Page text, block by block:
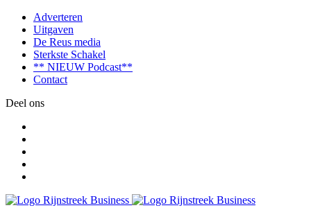
Adverteren
Uitgaven
De Reus media
Sterkste Schakel
** NIEUW Podcast**
Contact
Deel ons